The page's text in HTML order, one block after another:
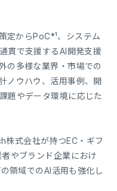
定からPoC*¹、システム
貫で支援するAI開発支援
の多様な業界・市場での
ノウハウ、活用事例、開
題やデータ環境に応じた
株式会社が持つEC・ギフ
やブランド企業におけ
領域でのAI活用も強化し